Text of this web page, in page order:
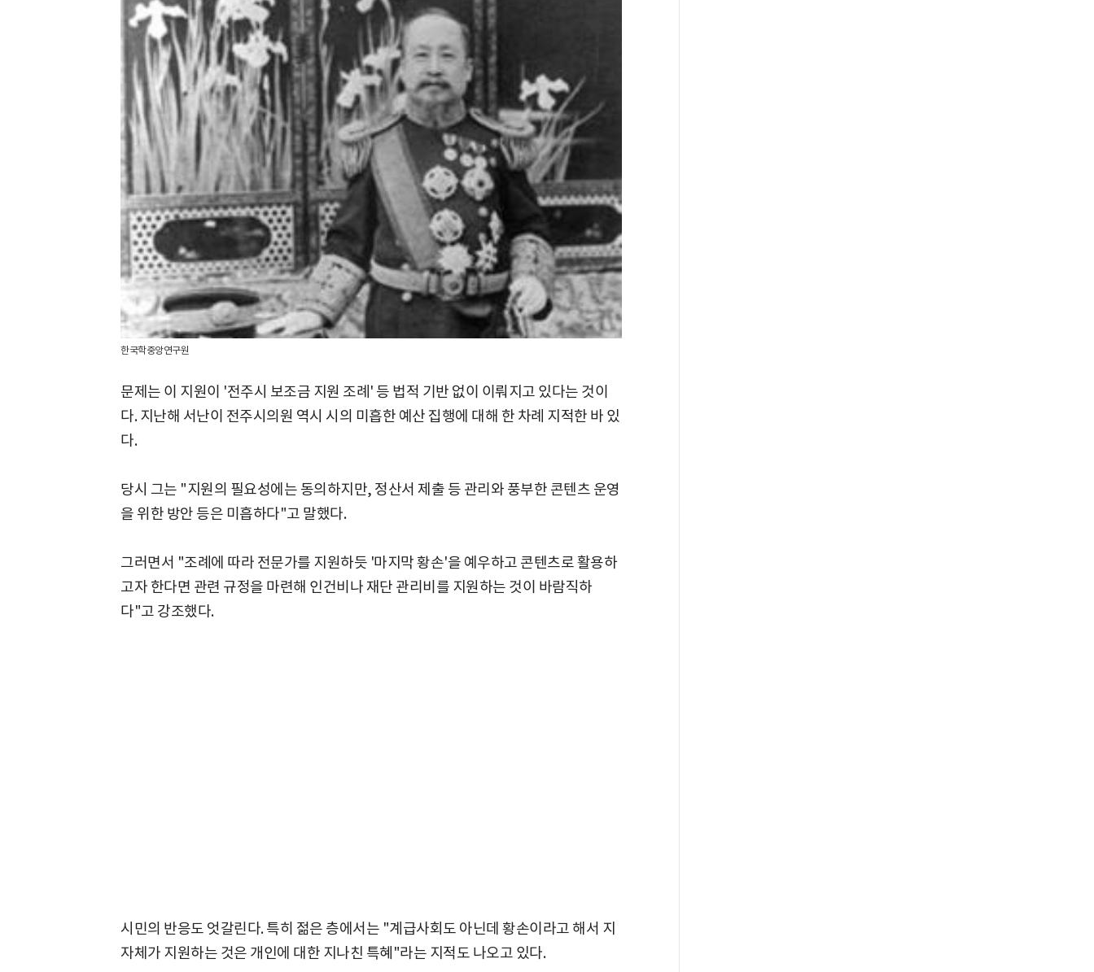
한국학중앙연구원
문제는 이 지원이 '전주시 보조금 지원 조례' 등 법적 기반 없이 이뤄지고 있다는 것이
다. 지난해 서난이 전주시의원 역시 시의 미흡한 예산 집행에 대해 한 차례 지적한 바 있
다.
당시 그는 "지원의 필요성에는 동의하지만, 정산서 제출 등 관리와 풍부한 콘텐츠 운영
을 위한 방안 등은 미흡하다"고 말했다.
그러면서 "조례에 따라 전문가를 지원하듯 '마지막 황손'을 예우하고 콘텐츠로 활용하
고자 한다면 관련 규정을 마련해 인건비나 재단 관리비를 지원하는 것이 바람직하
다"고 강조했다.
시민의 반응도 엇갈린다. 특히 젊은 층에서는 "계급사회도 아닌데 황손이라고 해서 지
자체가 지원하는 것은 개인에 대한 지나친 특혜"라는 지적도 나오고 있다.